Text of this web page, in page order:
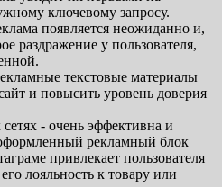
ключевому запросу.
появляется неожиданно и,
раздражение у пользователя,
текстовые материалы
и повысить уровень доверия
- очень эффективна и
рекламный блок
привлекает пользователя
лояльность к товару или